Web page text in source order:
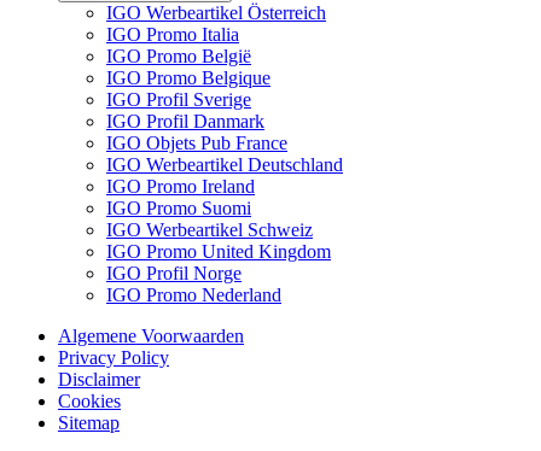
IGO Werbeartikel Österreich
IGO Promo Italia
IGO Promo België
IGO Promo Belgique
IGO Profil Sverige
IGO Profil Danmark
IGO Objets Pub France
IGO Werbeartikel Deutschland
IGO Promo Ireland
IGO Promo Suomi
IGO Werbeartikel Schweiz
IGO Promo United Kingdom
IGO Profil Norge
IGO Promo Nederland
Algemene Voorwaarden
Privacy Policy
Disclaimer
Cookies
Sitemap